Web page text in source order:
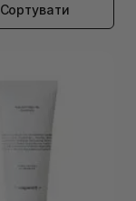
Сортувати